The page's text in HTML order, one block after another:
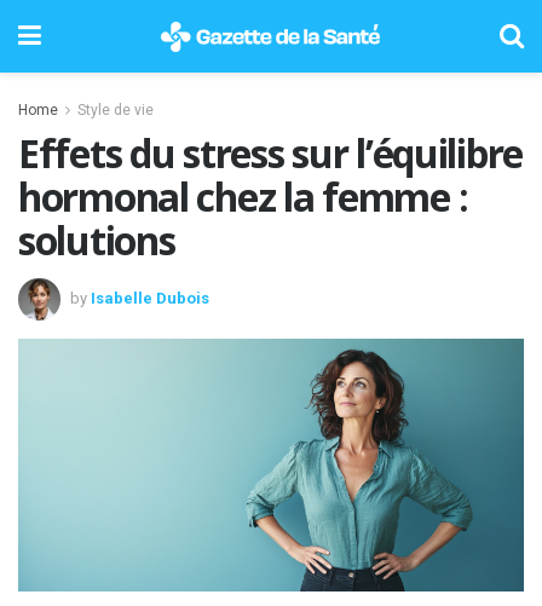
Home Style de vie
Effets du stress sur l’équilibre
hormonal chez la femme :
solutions
by Isabelle Dubois